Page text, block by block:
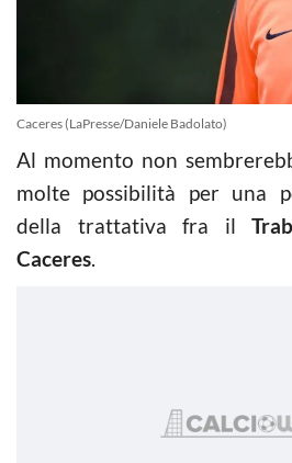
Caceres (LaPresse/Daniele Badolato)
Al momento non
molte possibilità per una
della trattativa fra il
Caceres.